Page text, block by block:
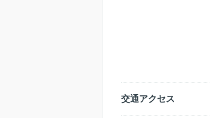
交通アクセス